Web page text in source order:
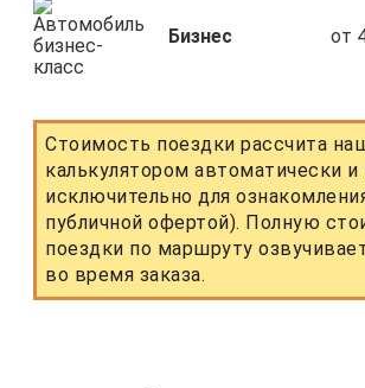
Бизнес от
Стоимость поездки рассчита
калькулятором автоматически
исключительно для
публичной офертой). Полную
поездки по маршруту
во время заказа.